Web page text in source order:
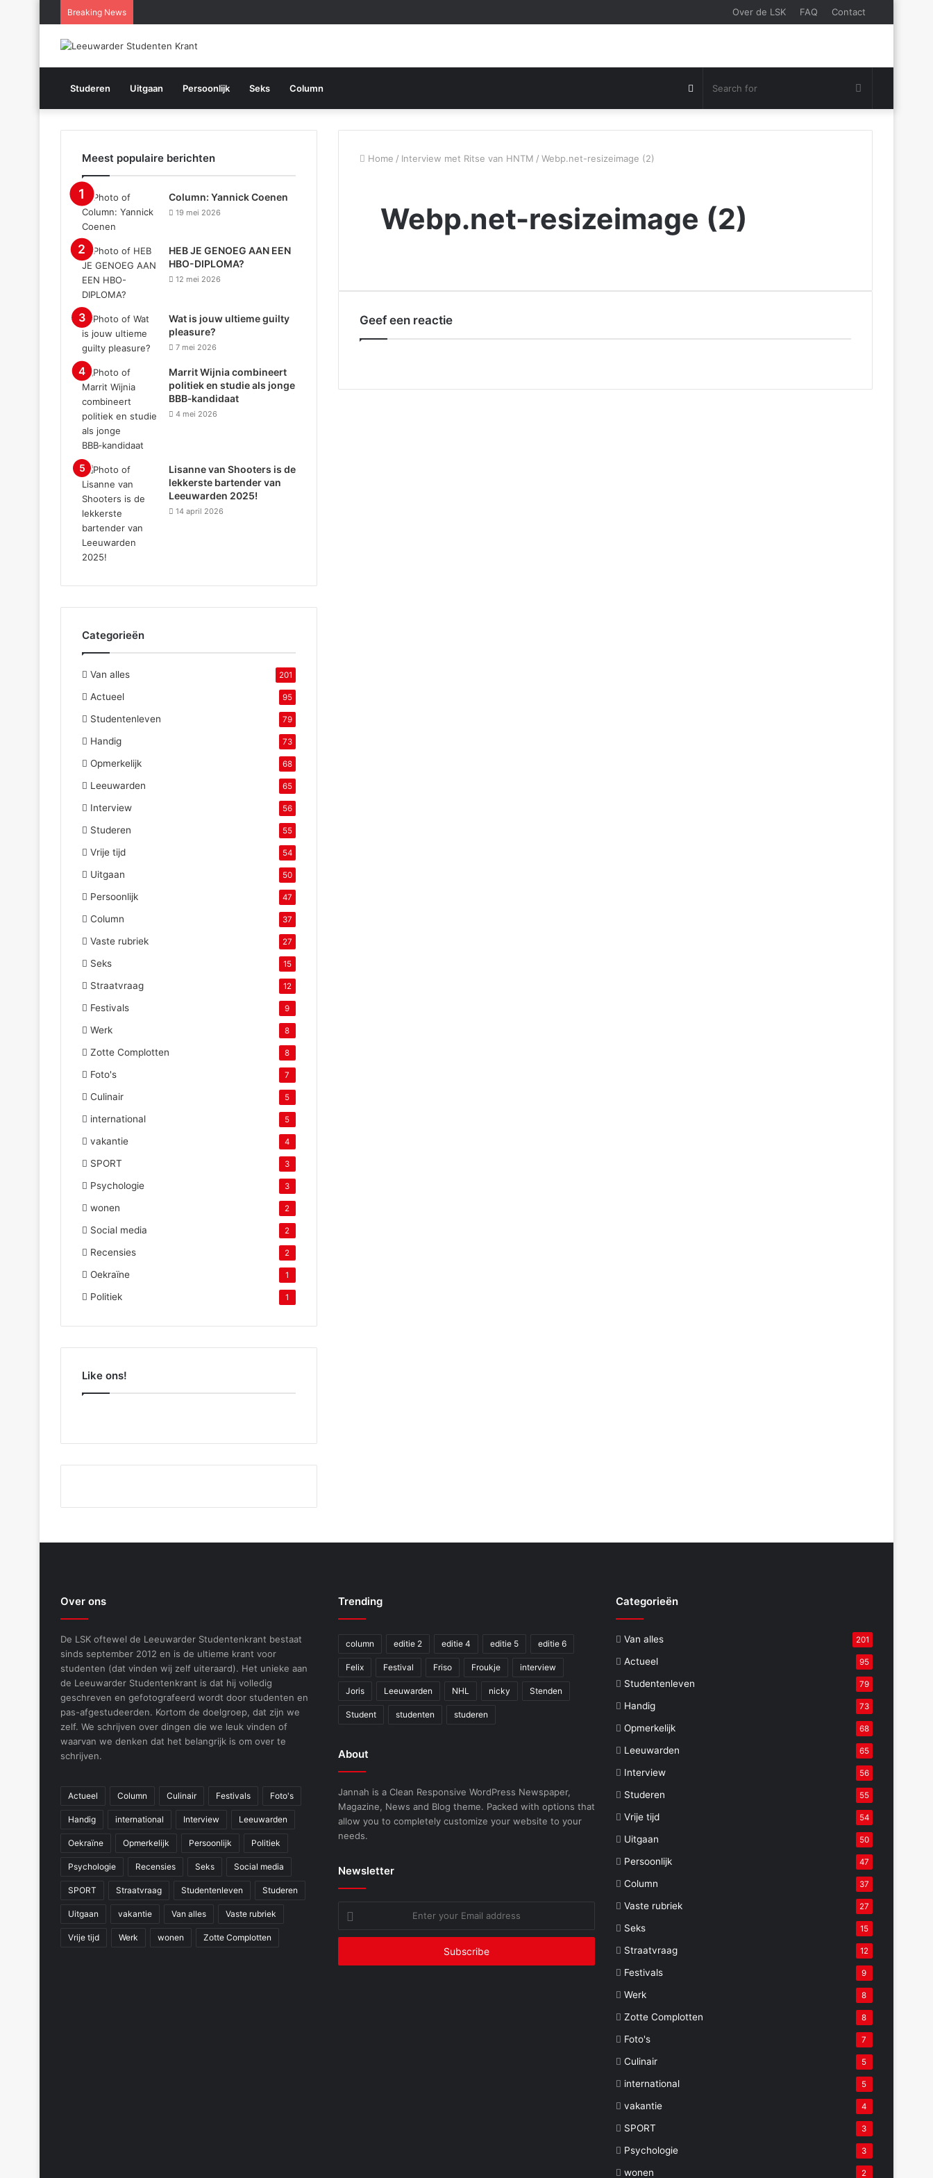
Breaking News Over de LSK FAQ Contact
Studeren Uitgaan Persoonlijk Seks Column Search
for
Random
Article
Home / Interview met Ritse van HNTM / Webp.net-resizeimage (2)
Webp.net-resizeimage (2)
Geef een reactie
Meest populaire berichten
Column: Yannick Coenen
19 mei 2026
HEB JE GENOEG AAN EEN
HBO-DIPLOMA?
12 mei 2026
Wat is jouw ultieme guilty
pleasure?
7 mei 2026
Marrit Wijnia combineert
politiek en studie als jonge
BBB‑kandidaat
4 mei 2026
Lisanne van Shooters is de
lekkerste bartender van
Leeuwarden 2025!
14 april 2026
Categorieën
Van alles 201
Actueel 95
Studentenleven 79
Handig 73
Opmerkelijk 68
Leeuwarden 65
Interview 56
Studeren 55
Vrije tijd 54
Uitgaan 50
Persoonlijk 47
Column 37
Vaste rubriek 27
Seks 15
Straatvraag 12
Festivals 9
Werk 8
Zotte Complotten 8
Foto's 7
Culinair 5
international 5
vakantie 4
SPORT 3
Psychologie 3
wonen 2
Social media 2
Recensies 2
Oekraïne 1
Politiek 1
Like ons!
Over ons
De LSK oftewel de Leeuwarder Studentenkrant bestaat
sinds september 2012 en is de ultieme krant voor
studenten (dat vinden wij zelf uiteraard). Het unieke aan
de Leeuwarder Studentenkrant is dat hij volledig
geschreven en gefotografeerd wordt door studenten en
pas-afgestudeerden. Kortom de doelgroep, dat zijn we
zelf. We schrijven over dingen die we leuk vinden of
waarvan we denken dat het belangrijk is om over te
schrijven.
Actueel Column Culinair Festivals Foto's
Handig international Interview Leeuwarden
Oekraïne Opmerkelijk Persoonlijk Politiek
Psychologie Recensies Seks Social media
SPORT Straatvraag Studentenleven Studeren
Uitgaan vakantie Van alles Vaste rubriek
Vrije tijd Werk wonen Zotte Complotten
Trending
column editie 2 editie 4 editie 5 editie 6
Felix Festival Friso Froukje interview
Joris Leeuwarden NHL nicky Stenden
Student studenten studeren
About
Jannah is a Clean Responsive WordPress Newspaper,
Magazine, News and Blog theme. Packed with options that
allow you to completely customize your website to your
needs.
Newsletter
your
Email
Categorieën
Van alles 201
Actueel 95
Studentenleven 79
Handig 73
Opmerkelijk 68
Leeuwarden 65
Interview 56
Studeren 55
Vrije tijd 54
Uitgaan 50
Persoonlijk 47
Column 37
Vaste rubriek 27
Seks 15
Straatvraag 12
Festivals 9
Werk 8
Zotte Complotten 8
Foto's 7
Culinair 5
international 5
vakantie 4
SPORT 3
Psychologie 3
wonen 2